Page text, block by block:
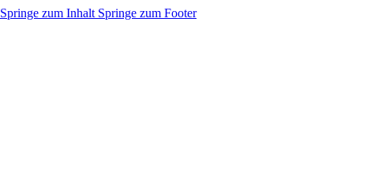
Springe zum Inhalt Springe zum Footer